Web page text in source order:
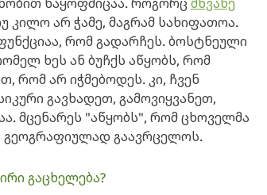
კილო არ ჭამე, მაგრამ სახიფათოა.
რომ გადარჩეს. ბოსტნეული
ხეს ან ბუჩქს აწყობს, რომ
რომ არ იჭმებოდეს. კი, ჩვენ
გავხადეთ, გამოვიყვანეთ,
მცენარეს "აწყობს", რომ ცხოველმა
გეოგრაფიულად გაავრცელოს.
გაცხელება?